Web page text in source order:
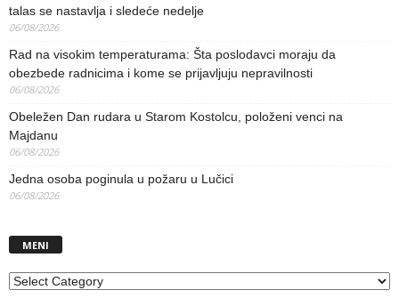
talas se nastavlja i sledeće nedelje
06/08/2026
Rad na visokim temperaturama: Šta poslodavci moraju da
obezbede radnicima i kome se prijavljuju nepravilnosti
06/08/2026
Obeležen Dan rudara u Starom Kostolcu, položeni venci na
Majdanu
06/08/2026
Jedna osoba poginula u požaru u Lučici
06/08/2026
MENI
MENI